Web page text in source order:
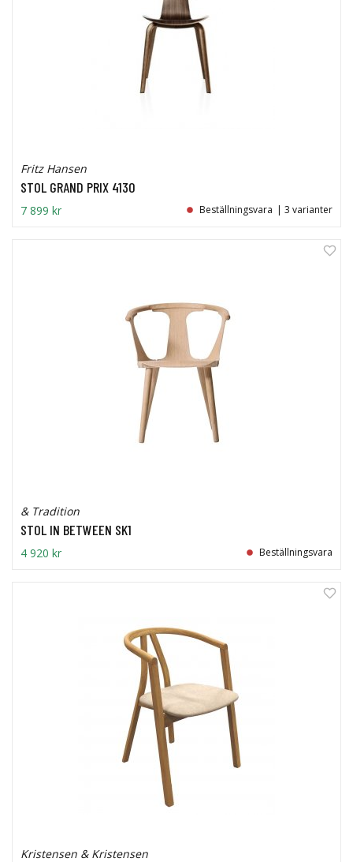
Fritz Hansen
STOL GRAND PRIX 4130
7 899 kr Beställningsvara | 3 varianter
& Tradition
STOL IN BETWEEN SK1
4 920 kr Beställningsvara
Kristensen & Kristensen